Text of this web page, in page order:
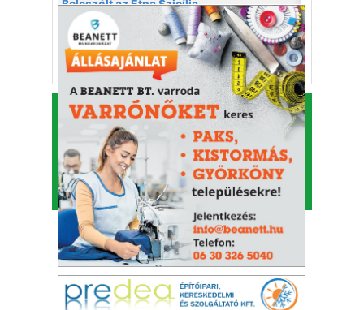
KAFI Reklám és Kommunikációs Bt.1993-2026.
Alapító - főszerkesztő: Kapfinger András
Kiadó és szerkesztőség címe: 7100 Szekszárd, Csokonai
u. 3.
Telefon: 74/414-853, 74/511-709⋅Fax: 74/414-853
E-mail:tolnamegyeikronika@gmail.com
Adószám: 26457567-2-17
Cégjegyzékszám: Cg. 17-06-
001816
© Minden jog fenntartva.